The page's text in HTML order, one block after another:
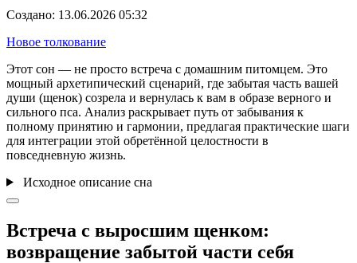
Создано: 13.06.2026 05:32
Новое толкование
Этот сон — не просто встреча с домашним питомцем. Это
мощный архетипический сценарий, где забытая часть вашей
души (щенок) созрела и вернулась к вам в образе верного и
сильного пса. Анализ раскрывает путь от забывания к
полному принятию и гармонии, предлагая практические шаги
для интеграции этой обретённой целостности в
повседневную жизнь.
Исходное описание сна
Встреча с выросшим щенком:
возвращение забытой части себя